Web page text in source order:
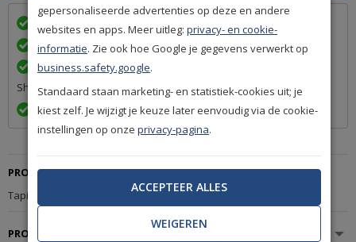
Achteraf betalen na levering is mogelijk
Een betrouwbare levering door ons lidmaatschap van Q-
Shops
Exact volgens afspraak en met Track & Trace informatie
PRODUCTBESCHRIJVING
Tapijt Nouwens-Bogaers Safari 5017 Chinchilla
PRODUCTSPECIFICATIES
gepersonaliseerde advertenties op deze en andere
websites en apps. Meer uitleg:privacy- en cookie-
informatie. Zie ook hoe Google je gegevens verwerkt op
business.safety.google.
Standaard staan marketing- en statistiek-cookies uit; je
kiest zelf. Je wijzigt je keuze later eenvoudig via de cookie-
instellingen op onzeprivacy-pagina.
ACCEPTEER ALLES
WEIGEREN